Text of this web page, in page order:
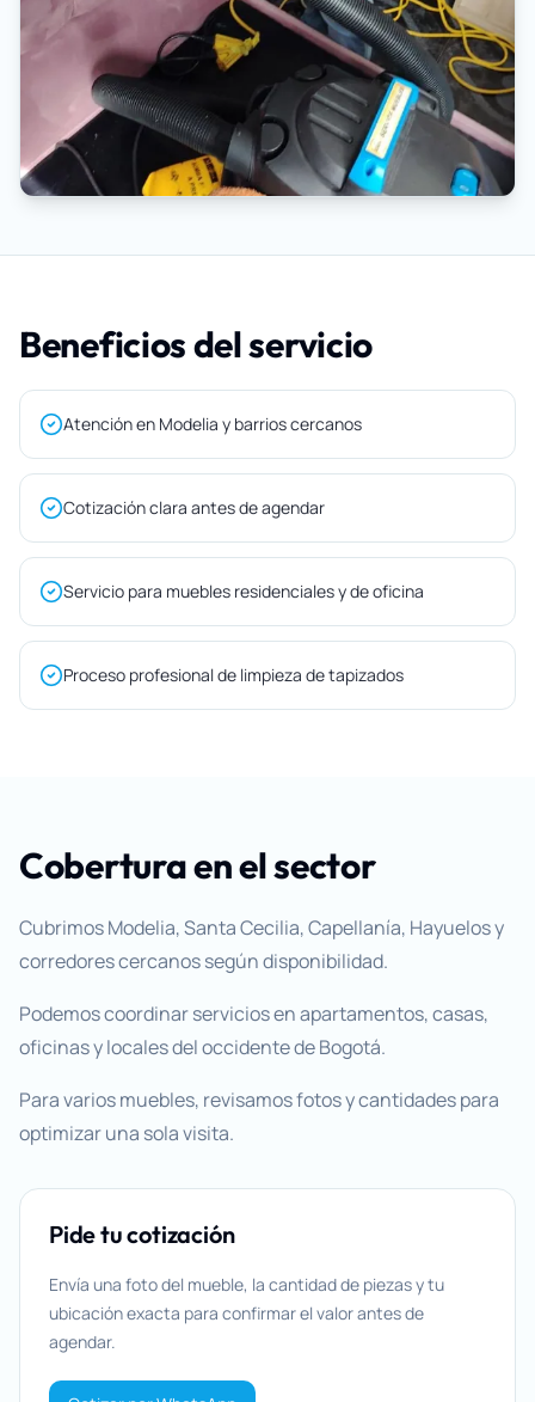
Beneficios del servicio
Atención en Modelia y barrios cercanos
Cotización clara antes de agendar
Servicio para muebles residenciales y de oficina
Proceso profesional de limpieza de tapizados
Cobertura en el sector
Cubrimos Modelia, Santa Cecilia, Capellanía, Hayuelos y
corredores cercanos según disponibilidad.
Podemos coordinar servicios en apartamentos, casas,
oficinas y locales del occidente de Bogotá.
Para varios muebles, revisamos fotos y cantidades para
optimizar una sola visita.
Pide tu cotización
Envía una foto del mueble, la cantidad de piezas y tu
ubicación exacta para confirmar el valor antes de
agendar.